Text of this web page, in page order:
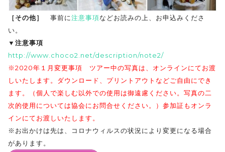
［その他］ 事前に注意事項などお読みの上、お申込みくださ
い。
▼注意事項
http://www.choco2.net/description/note2/
※2020年１月変更事項 ツアー中の写真は、オンラインにてお渡
しいたします。ダウンロード、プリントアウトなどご自由にでき
ます。（個人で楽しむ以外での使用は御遠慮ください。写真の二
次的使用については協会にお問合せください。）参加証もオンラ
インにてお渡しいたします。
※お出かけは先は、コロナウィルスの状況により変更になる場合
があります。